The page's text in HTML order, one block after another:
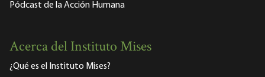
Pódcast de la Acción Humana
Acerca del Instituto Mises
¿Qué es el Instituto Mises?